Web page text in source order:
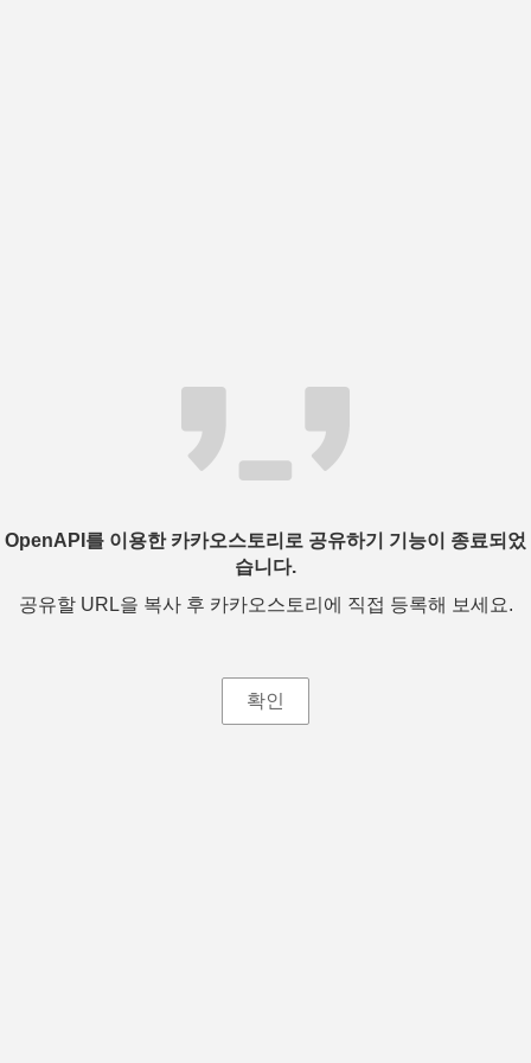
OpenAPI를 이용한 카카오스토리로 공유하기 기능이 종료되었
습니다.
공유할 URL을 복사 후 카카오스토리에 직접 등록해 보세요.
확인